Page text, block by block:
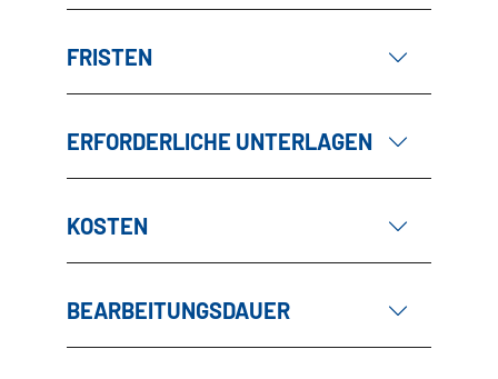
FRISTEN
ERFORDERLICHE UNTERLAGEN
KOSTEN
BEARBEITUNGSDAUER